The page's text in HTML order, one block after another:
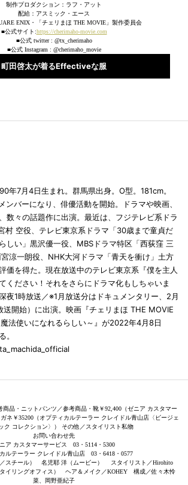
制作プロダクション：ラフ・アット
配給：アスミック・エース
ENIX・「チェリまほ THE MOVIE」製作委員会
■公式サイト:https://cherimaho-movie.com
■公式 twitter : @tx_cherimaho
■公式 Instagram : @cherimaho_movie
町田啓太が着るEffectiveな服
年7月4日生まれ。群馬県出身。O型。181cm。
ンバーになり、俳優活動を開始。ドラマや映画、
数々の話題作に出演。最近は、フジテレビ系ドラ
村 空役、テレビ東京系ドラマ「30歳まで童貞だ
しい」黒沢優一役、MBSドラマ特区「西荻窪 三
涼一朗役、NHK大河ドラマ「青天を衝け」土方
価を得た。現在放送中のテレビ東京系『僕を主人
ください！それをさらにドラマ化もしちゃいま
夜1時放送／※1月放送分はドキュメンタリー、2月
送開始）に出演。映画『チェリまほ THE MOVIE
法使いになれるらしい～』が2022年4月8日
。
商品・ニットパンツ／参考商品・靴￥92,400（ゼニア カスタマー
ネ￥35200（オプティカルテーラー クレイドル青山店〈ビージェ
ク コレクション〉） その他／スタイリスト私物
お問い合わせ先
ア カスタマーサービス 03・5114・5300
ルテーラー クレイドル青山店 03・6418・0577
／スチール） 名児耶 洋（ムービー） スタイリスト／Hirohito
タイリングオフィス） ヘア＆メイク／KOHEY 構成／佐々木怜
菜、岡野亜紀子